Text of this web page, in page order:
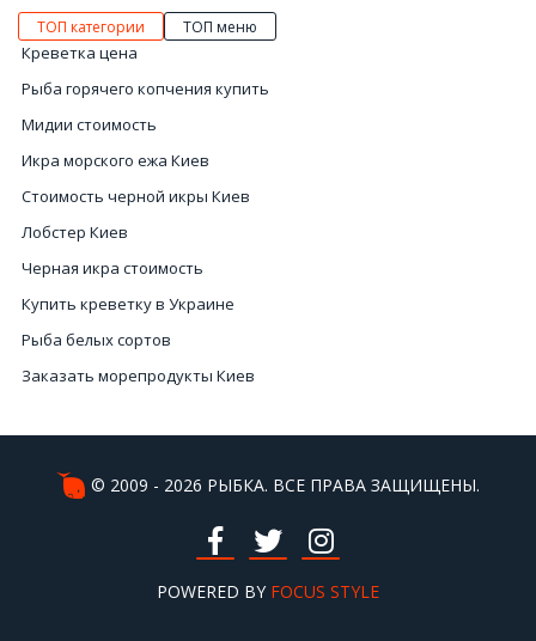
ТОП категории ТОП меню
Креветка цена
Рыба горячего копчения купить
Мидии стоимость
Икра морского ежа Киев
Стоимость черной икры Киев
Лобстер Киев
Черная икра стоимость
Купить креветку в Украине
Рыба белых сортов
Заказать морепродукты Киев
Морепродукты купить
Рыба горячего копчения
© 2009 - 2026 РЫБКА. ВСЕ ПРАВА ЗАЩИЩЕНЫ.
POWERED BY FOCUS STYLE